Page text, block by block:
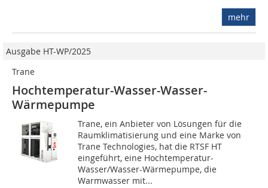
mehr
Ausgabe HT-WP/2025
Trane
Hochtemperatur-Wasser-Wasser-
Wärmepumpe
Trane, ein Anbieter von Lösungen für die
Raumklimatisierung und eine Marke von
Trane Technologies, hat die RTSF HT
eingeführt, eine Hochtemperatur-
Wasser/Wasser-Wärmepumpe, die
Warmwasser mit...